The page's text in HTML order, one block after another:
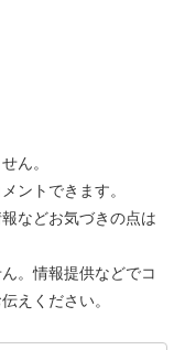
ん。
ントできます。
などお気づきの点は
。情報提供などでコ
えください。